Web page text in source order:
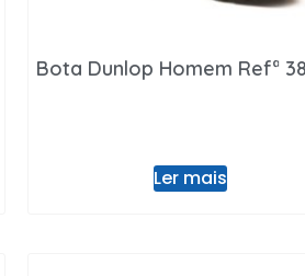
Bota Dunlop Homem Refª
Ler mais